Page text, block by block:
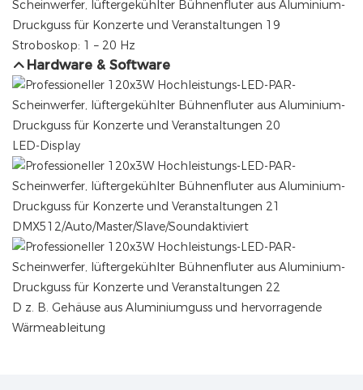
Stroboskop: 1 – 20 Hz
Hardware & Software
LED-Display
DMX512/Auto/Master/Slave/Soundaktiviert
D z. B. Gehäuse aus Aluminiumguss und hervorragende
Wärmeableitung